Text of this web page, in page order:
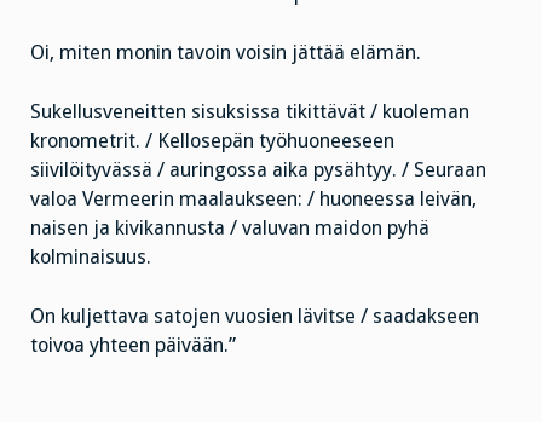
Oi, miten monin tavoin voisin jättää elämän.
Sukellusveneitten sisuksissa tikittävät / kuoleman
kronometrit. / Kellosepän työhuoneeseen
siivilöityvässä / auringossa aika pysähtyy. / Seuraan
valoa Vermeerin maalaukseen: / huoneessa leivän,
naisen ja kivikannusta / valuvan maidon pyhä
kolminaisuus.
On kuljettava satojen vuosien lävitse / saadakseen
toivoa yhteen päivään.”